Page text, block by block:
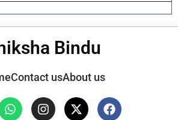
Bindu
Contact usAbout us